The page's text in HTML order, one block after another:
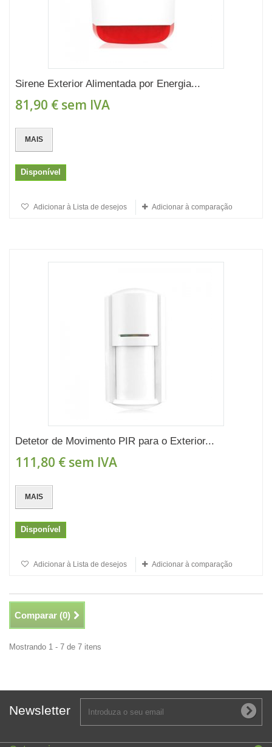
Sirene Exterior Alimentada por Energia...
81,90 € sem IVA
MAIS
Disponível
Adicionar à Lista de desejos Adicionar à comparação
Detetor de Movimento PIR para o Exterior...
111,80 € sem IVA
MAIS
Disponível
Adicionar à Lista de desejos Adicionar à comparação
Comparar (0)
Mostrando 1 - 7 de 7 itens
Newsletter